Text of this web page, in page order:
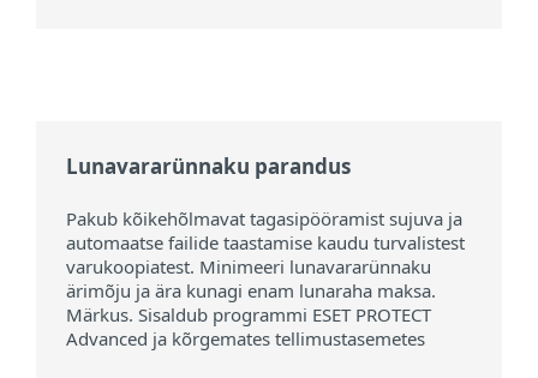
Lunavararünnaku parandus
Pakub kõikehõlmavat tagasipööramist sujuva ja
automaatse failide taastamise kaudu turvalistest
varukoopiatest. Minimeeri lunavararünnaku
ärimõju ja ära kunagi enam lunaraha maksa.
Märkus. Sisaldub programmi ESET PROTECT
Advanced ja kõrgemates tellimustasemetes